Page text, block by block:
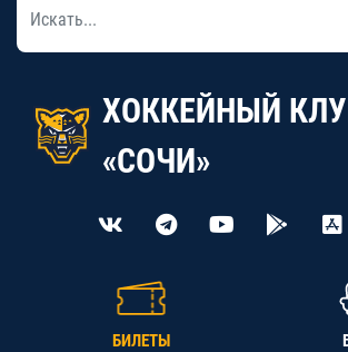
ХОККЕЙНЫЙ
«СОЧИ»
БИЛЕТЫ